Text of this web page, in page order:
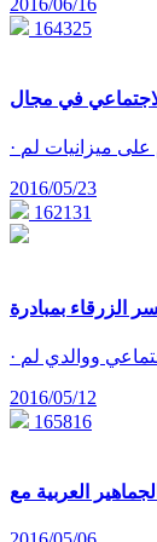
164325
2016/05/23
162131
2016/05/12
165816